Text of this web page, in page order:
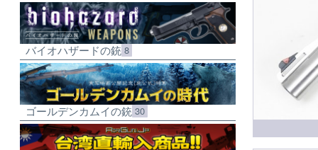
バイオハザードの銃 8
ゴールデンカムイの銃 30